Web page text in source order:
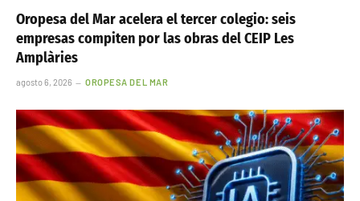
Oropesa del Mar acelera el tercer colegio: seis
empresas compiten por las obras del CEIP Les
Amplàries
agosto 6, 2026 OROPESA DEL MAR